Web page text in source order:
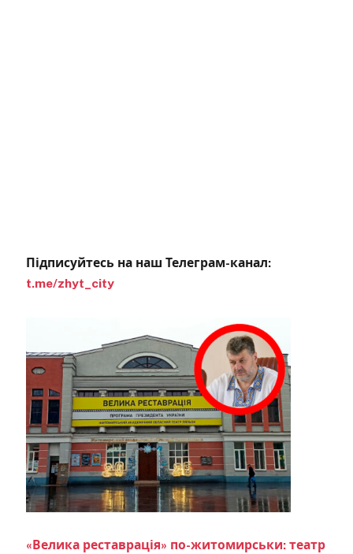
Підписуйтесь на наш Телеграм-канал:
t.me/zhyt_city
«Велика реставрація» по-житомирськи: театр